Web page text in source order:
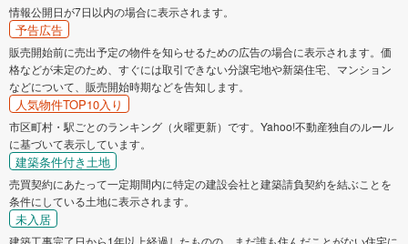
情報公開日が7日以内の場合に表示されます。
予告広告
販売開始前に売出予定の物件を知らせるための広告の場合に表示されます。価
格などが未定のため、すぐには取引できない分譲宅地や新築住宅、マンション
などについて、販売開始時期などを告知します。
人気物件TOP10入り
市区町村・駅ごとのランキング（火曜更新）です。Yahoo!不動産独自のルール
に基づいて表示しています。
建築条件付き土地
売買契約にあたって一定期間内に特定の建設会社と建築請負契約を結ぶことを
条件にしている土地に表示されます。
未入居